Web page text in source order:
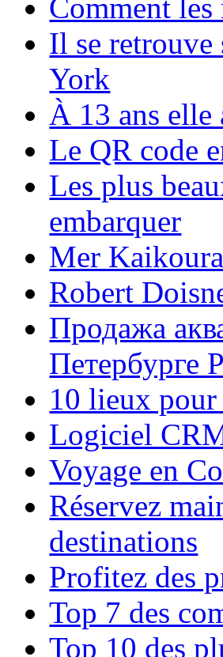
Comment les
Il se retrouve
York
À 13 ans elle
Le QR code
Les plus
embarquer
Mer Kaikoura
Robert
Продажа
Петербурге
10 lieux pour
Logiciel
Voyage en
Réservez
destinations
Profitez des
Top 7 des
Top 10 des